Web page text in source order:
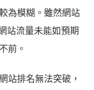
為模糊。雖然網站
站流量未能如預期
前。
站排名無法突破，